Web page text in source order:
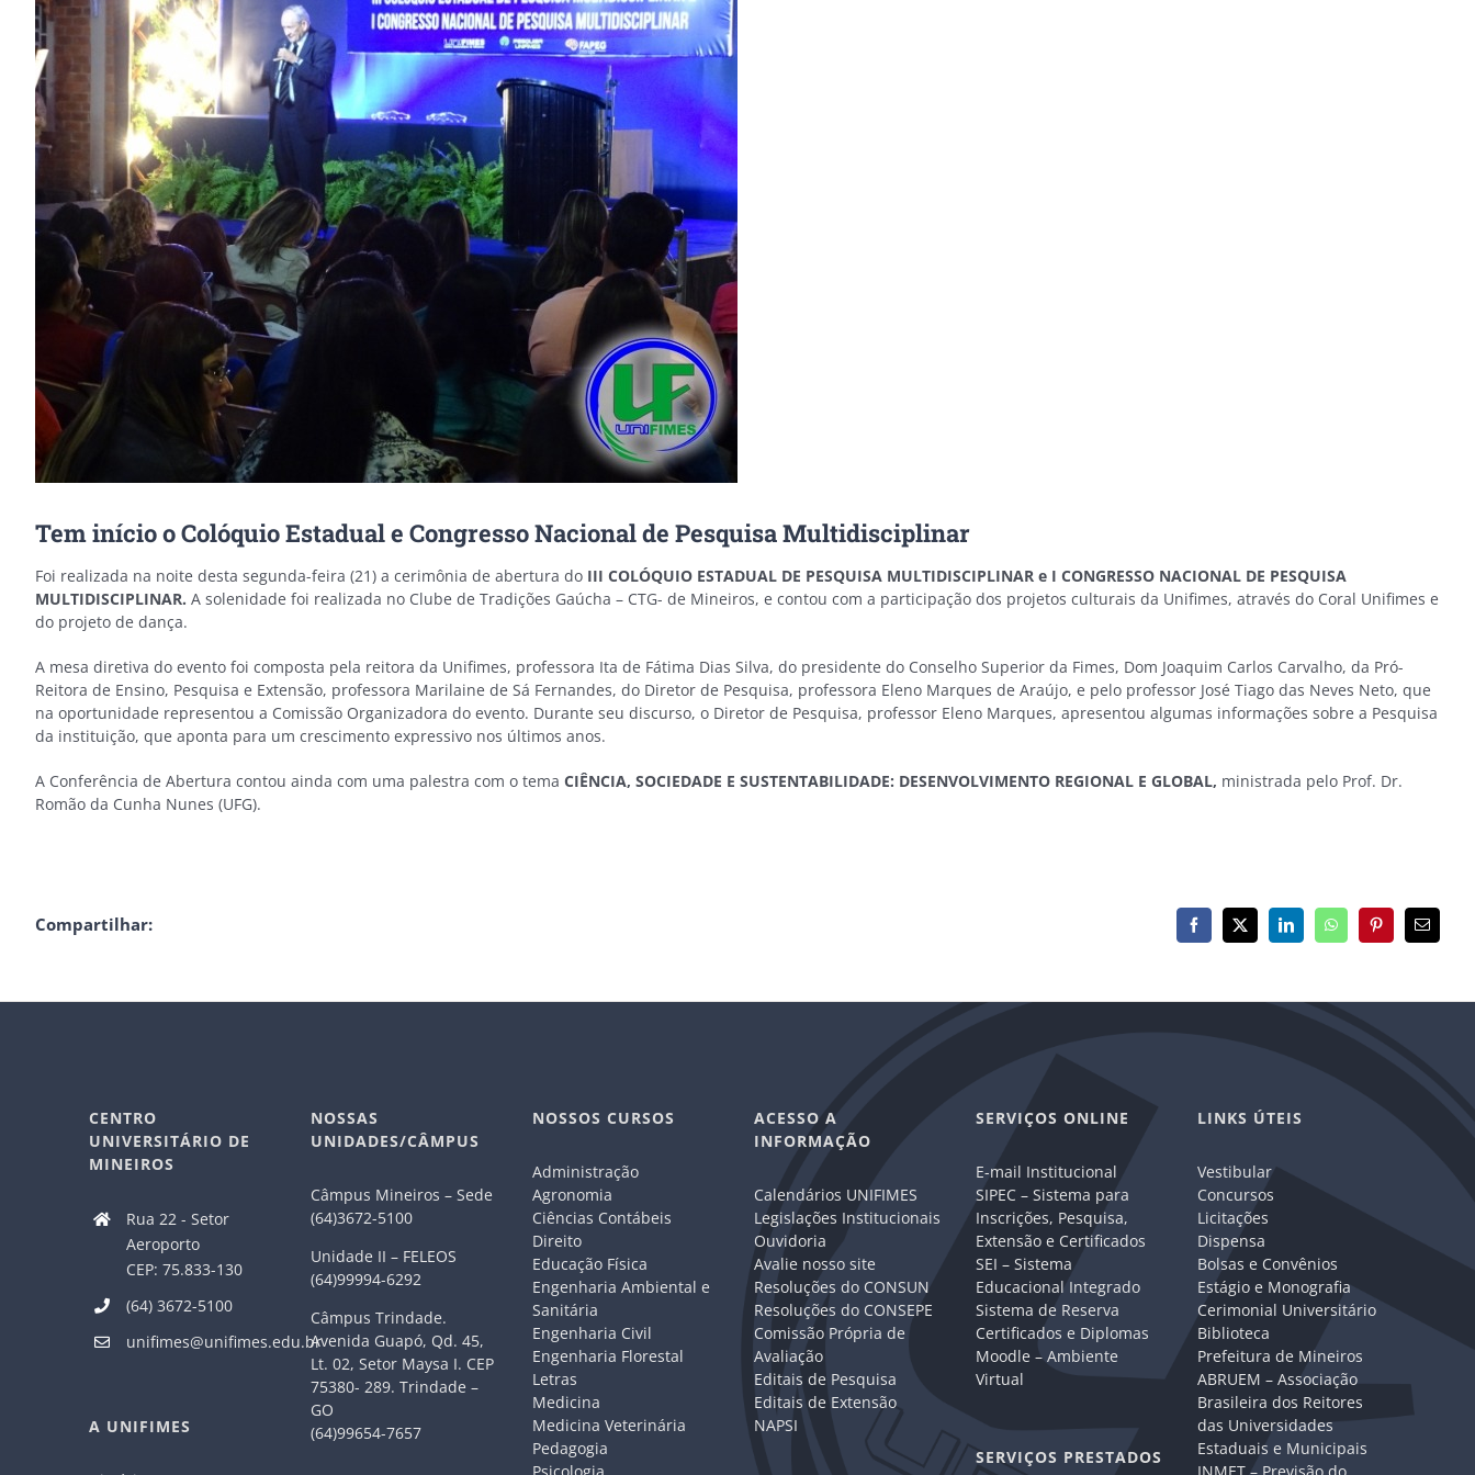
Image
Tem início o Colóquio Estadual e Congresso Nacional de Pesquisa Multidisciplinar
Foi realizada na noite desta segunda-feira (21) a cerimônia de abertura do III COLÓQUIO ESTADUAL DE PESQUISA MULTIDISCIPLINAR e I CONGRESSO NACIONAL DE PESQUISA
MULTIDISCIPLINAR. A solenidade foi realizada no Clube de Tradições Gaúcha – CTG- de Mineiros, e contou com a participação dos projetos culturais da Unifimes, através do Coral Unifimes e
do projeto de dança.
A mesa diretiva do evento foi composta pela reitora da Unifimes, professora Ita de Fátima Dias Silva, do presidente do Conselho Superior da Fimes, Dom Joaquim Carlos Carvalho, da Pró-
Reitora de Ensino, Pesquisa e Extensão, professora Marilaine de Sá Fernandes, do Diretor de Pesquisa, professora Eleno Marques de Araújo, e pelo professor José Tiago das Neves Neto, que
na oportunidade representou a Comissão Organizadora do evento. Durante seu discurso, o Diretor de Pesquisa, professor Eleno Marques, apresentou algumas informações sobre a Pesquisa
da instituição, que aponta para um crescimento expressivo nos últimos anos.
A Conferência de Abertura contou ainda com uma palestra com o tema CIÊNCIA, SOCIEDADE E SUSTENTABILIDADE: DESENVOLVIMENTO REGIONAL E GLOBAL, ministrada pelo Prof. Dr.
Romão da Cunha Nunes (UFG).
Compartilhar: Facebook
X LinkedInWhatsAppPinterest
E-
mail
CENTRO
UNIVERSITÁRIO DE
MINEIROS
Rua 22 - Setor
Aeroporto
CEP: 75.833-130
(64) 3672-5100
unifimes@unifimes.edu.br
A UNIFIMES
NOSSAS
UNIDADES/CÂMPUS
Câmpus Mineiros – Sede
(64)3672-5100
Unidade II – FELEOS
(64)99994-6292
Câmpus Trindade.
Avenida Guapó, Qd. 45,
Lt. 02, Setor Maysa I. CEP
75380- 289. Trindade –
GO
(64)99654-7657
NOSSOS CURSOS
Administração
Agronomia
Ciências Contábeis
Direito
Educação Física
Engenharia Ambiental e
Sanitária
Engenharia Civil
Engenharia Florestal
Letras
Medicina
Medicina Veterinária
Pedagogia
ACESSO A
INFORMAÇÃO
Calendários UNIFIMES
Legislações Institucionais
Ouvidoria
Avalie nosso site
Resoluções do CONSUN
Resoluções do CONSEPE
Comissão Própria de
Avaliação
Editais de Pesquisa
Editais de Extensão
NAPSI
SERVIÇOS ONLINE
E-mail Institucional
SIPEC – Sistema para
Inscrições, Pesquisa,
Extensão e Certificados
SEI – Sistema
Educacional Integrado
Sistema de Reserva
Certificados e Diplomas
Moodle – Ambiente
Virtual
SERVIÇOS PRESTADOS
LINKS ÚTEIS
Vestibular
Concursos
Licitações
Dispensa
Bolsas e Convênios
Estágio e Monografia
Cerimonial Universitário
Biblioteca
Prefeitura de Mineiros
ABRUEM – Associação
Brasileira dos Reitores
das Universidades
Estaduais e Municipais